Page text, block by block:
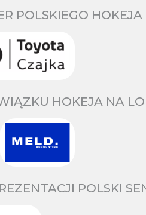
POLSKIEGO HOKEJA
HOKEJA NA
POLSKI